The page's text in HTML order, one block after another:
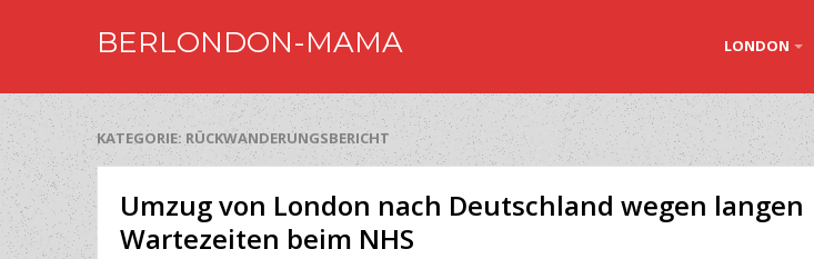
BERLONDON-MAMA LONDON
KATEGORIE:RÜCKWANDERUNGSBERICHT
Umzug von London nach Deutschland wegen langen
Wartezeiten beim NHS